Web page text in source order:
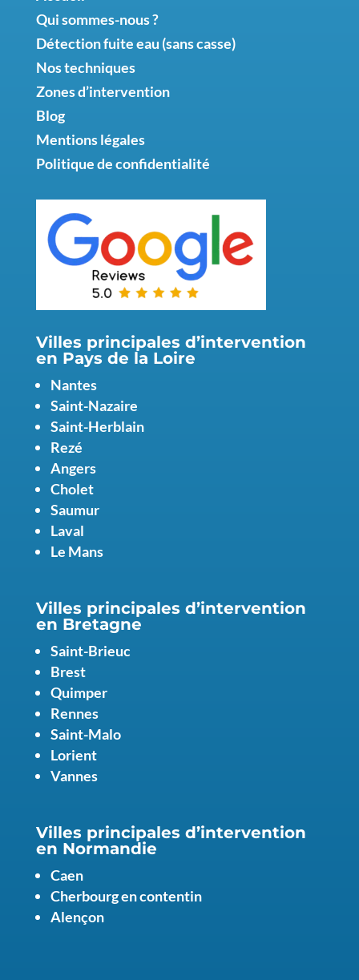
Qui sommes-nous ?
Détection fuite eau (sans casse)
Nos techniques
Zones d’intervention
Blog
Mentions légales
Politique de confidentialité
Villes principales d’intervention
en Pays de la Loire
Nantes
Saint-Nazaire
Saint-Herblain
Rezé
Angers
Cholet
Saumur
Laval
Le Mans
Villes principales d’intervention
en Bretagne
Saint-Brieuc
Brest
Quimper
Rennes
Saint-Malo
Lorient
Vannes
Villes principales d’intervention
en Normandie
Caen
Cherbourg en contentin
Alençon